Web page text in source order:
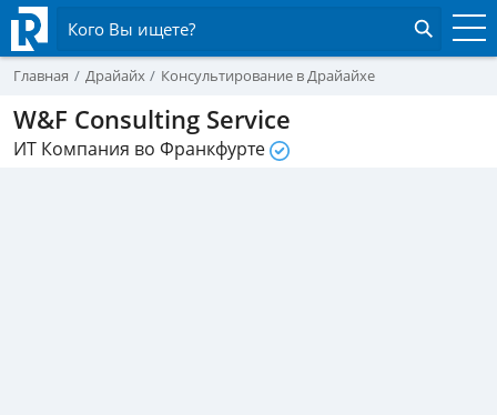
Кого Вы ищете?
Главная Драйайх Консультирование в Драйайхе
W&F Consulting Service
ИТ Компания во Франкфурте